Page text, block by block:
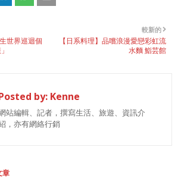
較新的
【日系料理】品嚐浪漫愛戀彩虹流
水麵 鮨芸館
世界巡迴個
by: Kenne
站編輯、記者，撰寫生活、旅遊、資訊介
，亦有網絡行銷
章